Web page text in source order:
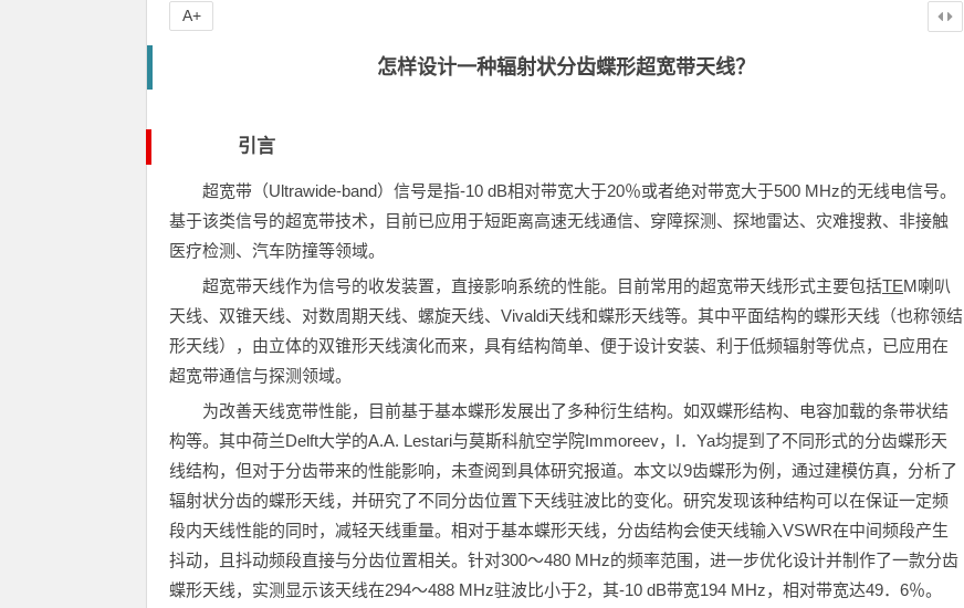
怎样设计一种辐射状分齿蝶形超宽带天线？
引言
超宽带（Ultrawide-band）信号是指-10 dB相对带宽大于20％或者绝对带宽大于500 MHz的无线电信号。
基于该类信号的超宽带技术，目前已应用于短距离高速无线通信、穿障探测、探地雷达、灾难搜救、非接触
医疗检测、汽车防撞等领域。
超宽带天线作为信号的收发装置，直接影响系统的性能。目前常用的超宽带天线形式主要包括TEM喇叭
天线、双锥天线、对数周期天线、螺旋天线、Vivaldi天线和蝶形天线等。其中平面结构的蝶形天线（也称领结
形天线），由立体的双锥形天线演化而来，具有结构简单、便于设计安装、利于低频辐射等优点，已应用在
超宽带通信与探测领域。
为改善天线宽带性能，目前基于基本蝶形发展出了多种衍生结构。如双蝶形结构、电容加载的条带状结
构等。其中荷兰Delft大学的A.A. Lestari与莫斯科航空学院Immoreev，I．Ya均提到了不同形式的分齿蝶形天
线结构，但对于分齿带来的性能影响，未查阅到具体研究报道。本文以9齿蝶形为例，通过建模仿真，分析了
辐射状分齿的蝶形天线，并研究了不同分齿位置下天线驻波比的变化。研究发现该种结构可以在保证一定频
段内天线性能的同时，减轻天线重量。相对于基本蝶形天线，分齿结构会使天线输入VSWR在中间频段产生
抖动，且抖动频段直接与分齿位置相关。针对300～480 MHz的频率范围，进一步优化设计并制作了一款分齿
蝶形天线，实测显示该天线在294～488 MHz驻波比小于2，其-10 dB带宽194 MHz，相对带宽达49．6％。
A+